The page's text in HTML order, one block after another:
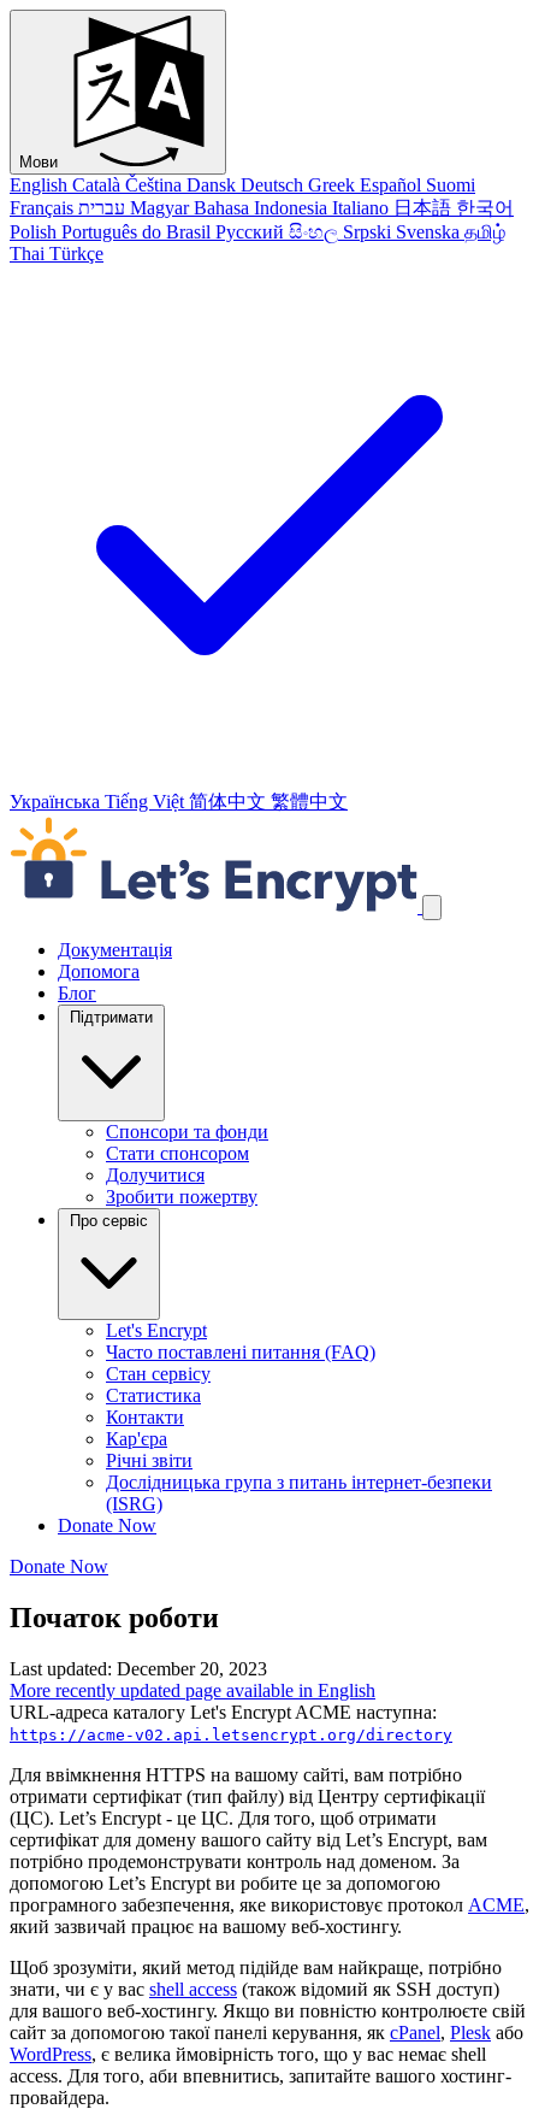
Мови
English Català Čeština Dansk Deutsch Greek Español Suomi
Français עברית Magyar Bahasa Indonesia Italiano 日本語 한국어
Polish Português do Brasil Русский සිංහල Srpski Svenska தமிழ்
Thai Türkçe
Українська Tiếng Việt 简体中文 繁體中文
Пропустити навігаційні посилання
Документація
Допомога
Блог
Підтримати
Спонсори та фонди
Стати спонсором
Долучитися
Зробити пожертву
Про сервіс
Let's Encrypt
Часто поставлені питання (FAQ)
Стан сервісу
Статистика
Контакти
Кар'єра
Річні звіти
Дослідницька група з питань інтернет-безпеки
(ISRG)
Donate Now
Donate Now
Початок роботи
Last updated: December 20, 2023
More recently updated page available in English
URL-адреса каталогу Let's Encrypt ACME наступна:
https://acme-v02.api.letsencrypt.org/directory
Для ввімкнення HTTPS на вашому сайті, вам потрібно
отримати сертифікат (тип файлу) від Центру сертифікації
(ЦС). Let’s Encrypt - це ЦС. Для того, щоб отримати
сертифікат для домену вашого сайту від Let’s Encrypt, вам
потрібно продемонструвати контроль над доменом. За
допомогою Let’s Encrypt ви робите це за допомогою
програмного забезпечення, яке використовує протокол ACME,
який зазвичай працює на вашому веб-хостингу.
Щоб зрозуміти, який метод підійде вам найкраще, потрібно
знати, чи є у вас shell access (також відомий як SSH доступ)
для вашого веб-хостингу. Якщо ви повністю контролюєте свій
сайт за допомогою такої панелі керування, як cPanel, Plesk або
WordPress, є велика ймовірність того, що у вас немає shell
access. Для того, аби впевнитись, запитайте вашого хостинг-
провайдера.